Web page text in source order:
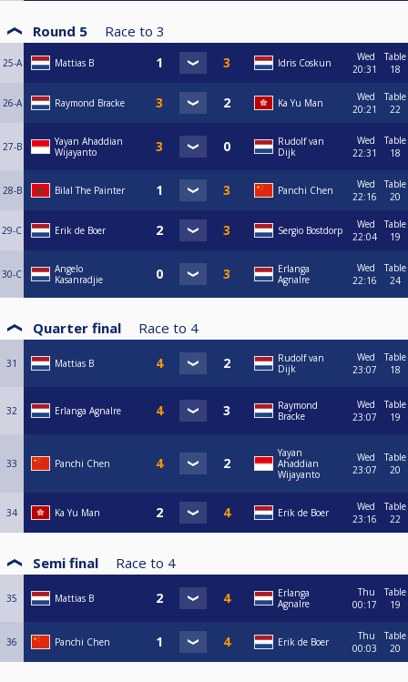
Round 5 Race to 3
25-A Mattias B Idris Coskun
Wed
20:31
Table
18
26-A Raymond Bracke Ka Yu Man
Wed
20:21
Table
22
27-B
Yayan Ahaddian
Wijayanto
Rudolf van
Dijk
Wed
22:31
Table
18
28-B Bilal The Painter Panchi Chen
Wed
22:16
Table
20
29-C Erik de Boer Sergio Bostdorp
Wed
22:04
Table
19
30-C
Angelo
Kasanradjie
Erlanga
Agnalre
Wed
22:16
Table
24
Quarter final Race to 4
31 Mattias B
Rudolf van
Dijk
Wed
23:07
Table
18
32 Erlanga Agnalre
Raymond
Bracke
Wed
23:07
Table
19
33 Panchi Chen
Yayan
Ahaddian
Wijayanto
Wed
23:07
Table
20
34 Ka Yu Man Erik de Boer
Wed
23:16
Table
22
Semi final Race to 4
35 Mattias B
Erlanga
Agnalre
Thu
00:17
Table
19
36 Panchi Chen Erik de Boer
Thu
00:03
Table
20